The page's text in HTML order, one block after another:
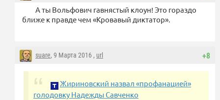
А ты Вольфович гавнястый клоун! Это гораздо
ближе к правде чем «Кровавый диктатор».
+8
suare, 9 Марта 2016 , url
Жириновский назвал «профанацией»
голодовку Надежды Савченко